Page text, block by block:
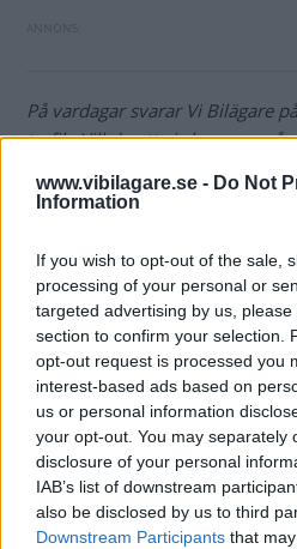
www.vibilagare.se - Do Not
Information
If you wish to opt-out of the sale,
processing of your personal or
targeted advertising by us,
section to confirm your selection.
opt-out request is processed you
interest-based ads based on
us or personal information
your opt-out. You may separately
disclosure of your personal
IAB’s list of downstream
also be disclosed by us to third
Downstream Participants that
På vardagar svarar Vi Bilägare
trafik. Vill du att vi ska svara på
Om bilen ofta körs bara
bensinmotorn in bara korta
motorn inte blir ordentligt
förbränningsmotorer ska köras
kondens i motoroljan ska
försvinna. Vidare har jag hört
vägsträckan för motoroljan att
kylvattnet blir varmt. Finns det
motorn bli ordentlig varm?
Ulf S